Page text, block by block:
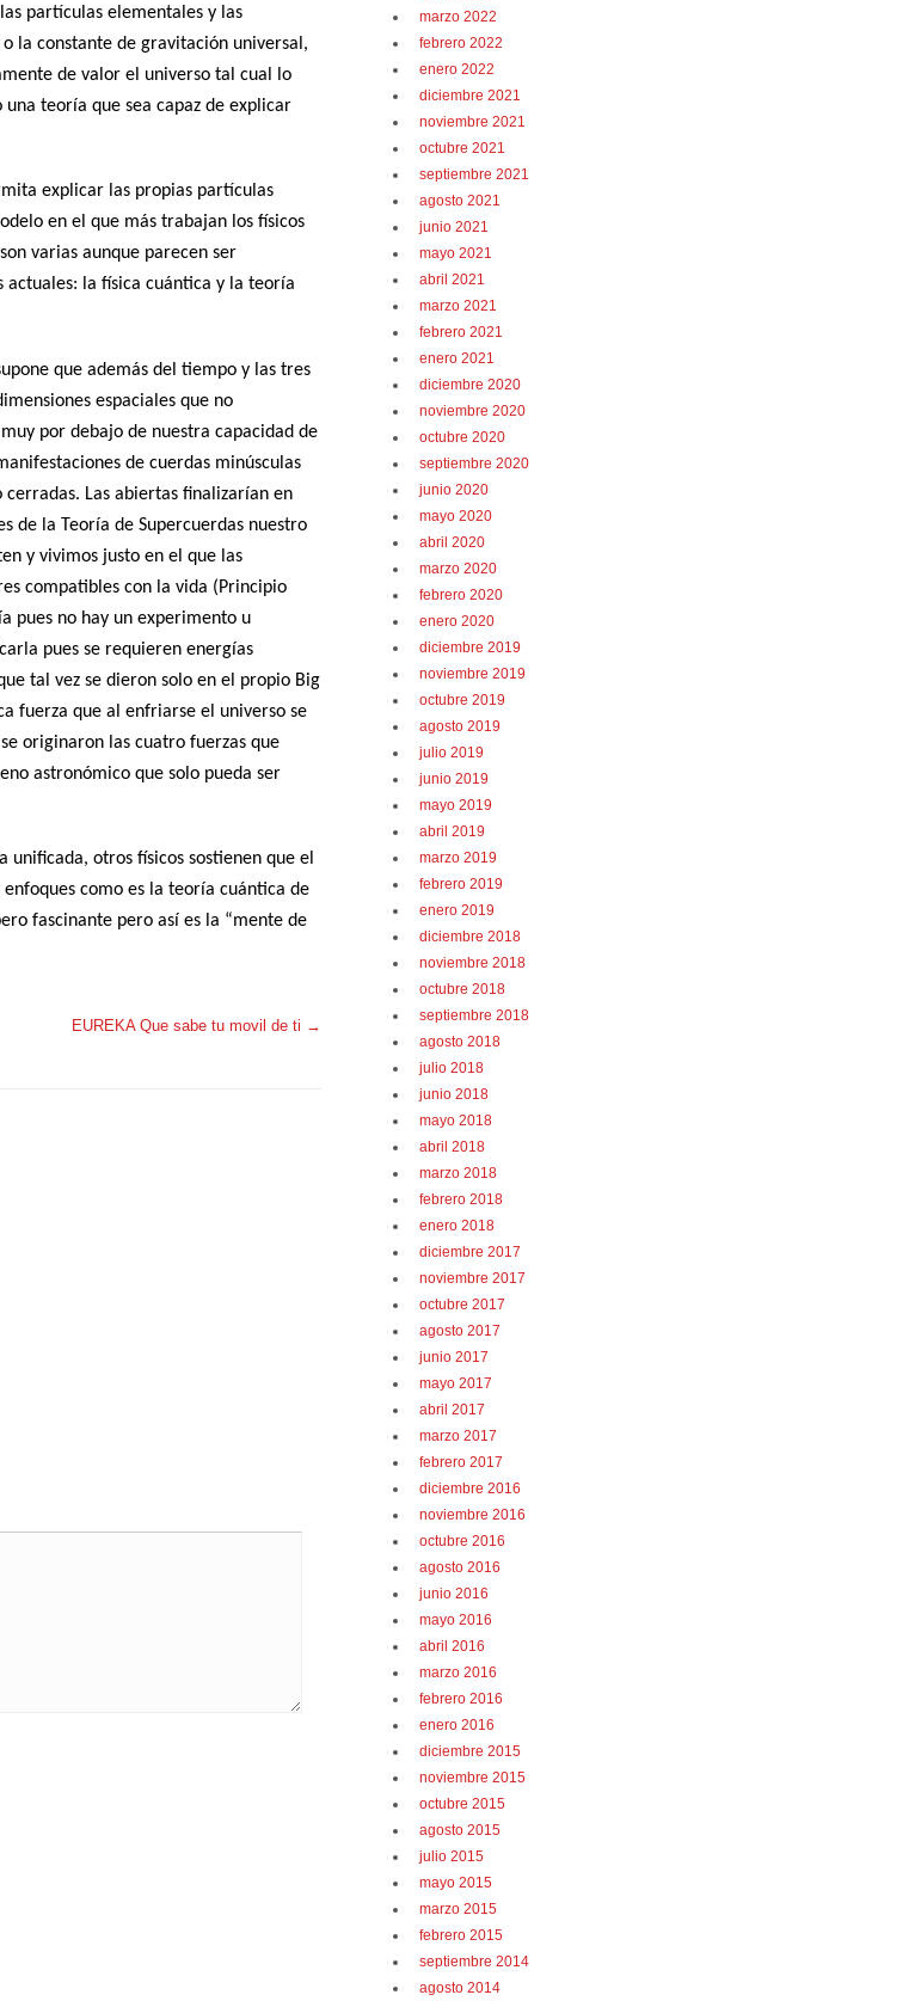
partículas elementales y las
la constante de gravitación universal,
de valor el universo tal cual lo
una teoría que sea capaz de explicar
explicar las propias partículas
en el que más trabajan los físicos
varias aunque parecen ser
la física cuántica y la teoría
que además del tiempo y las tres
espaciales que no
por debajo de nuestra capacidad de
de cuerdas minúsculas
cerradas. Las abiertas finalizarían en
de la Teoría de Supercuerdas nuestro
y vivimos justo en el que las
compatibles con la vida (Principio
pues no hay un experimento u
pues se requieren energías
tal vez se dieron solo en el propio Big
fuerza que al enfriarse el universo se
originaron las cuatro fuerzas que
astronómico que solo pueda ser
unificada, otros físicos sostienen que el
como es la teoría cuántica de
fascinante pero así es la “mente de
EUREKA Que sabe tu movil de ti →
marzo 2022
febrero 2022
enero 2022
diciembre 2021
noviembre 2021
octubre 2021
septiembre 2021
agosto 2021
junio 2021
mayo 2021
abril 2021
marzo 2021
febrero 2021
enero 2021
diciembre 2020
noviembre 2020
octubre 2020
septiembre 2020
junio 2020
mayo 2020
abril 2020
marzo 2020
febrero 2020
enero 2020
diciembre 2019
noviembre 2019
octubre 2019
agosto 2019
julio 2019
junio 2019
mayo 2019
abril 2019
marzo 2019
febrero 2019
enero 2019
diciembre 2018
noviembre 2018
octubre 2018
septiembre 2018
agosto 2018
julio 2018
junio 2018
mayo 2018
abril 2018
marzo 2018
febrero 2018
enero 2018
diciembre 2017
noviembre 2017
octubre 2017
agosto 2017
junio 2017
mayo 2017
abril 2017
marzo 2017
febrero 2017
diciembre 2016
noviembre 2016
octubre 2016
agosto 2016
junio 2016
mayo 2016
abril 2016
marzo 2016
febrero 2016
enero 2016
diciembre 2015
noviembre 2015
octubre 2015
agosto 2015
julio 2015
mayo 2015
marzo 2015
febrero 2015
septiembre 2014
agosto 2014